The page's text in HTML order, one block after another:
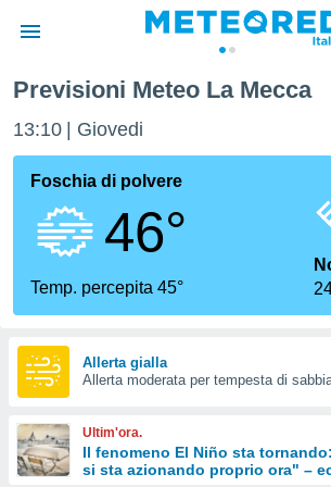
di
per
le
di
Web
le
Previsioni Meteo La Mecca
13:10 Giovedi
Foschia di polvere
46°
Temp. percepita 45°
Allerta gialla
Allerta moderata per tempesta di
Ultim'ora.
Il fenomeno El Niño sta
si sta azionando proprio ora" –